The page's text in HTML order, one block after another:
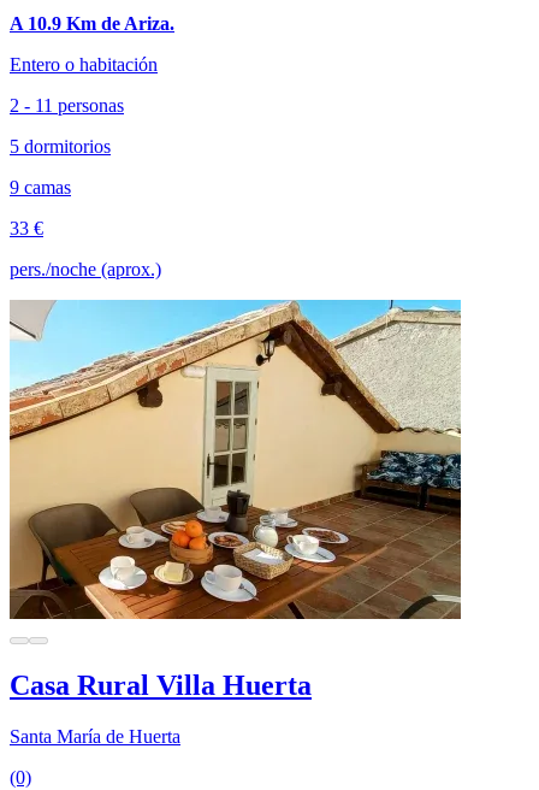
A 10.9 Km de Ariza.
Entero o habitación
2 - 11 personas
5 dormitorios
9 camas
33 €
pers./noche (aprox.)
Casa Rural Villa Huerta
Santa María de Huerta
(0)